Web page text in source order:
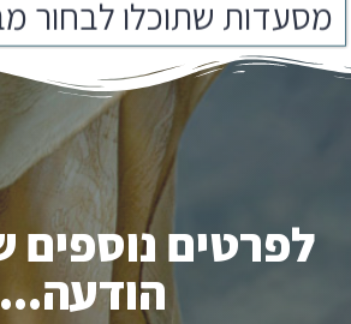
לפרטים נוספים
הודעה...